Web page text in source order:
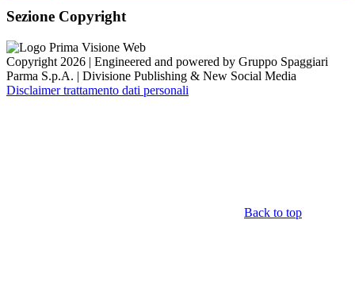
Sezione Copyright
Copyright 2026 | Engineered and powered by Gruppo Spaggiari
Parma S.p.A. | Divisione Publishing & New Social Media
Disclaimer trattamento dati personali
Back to top